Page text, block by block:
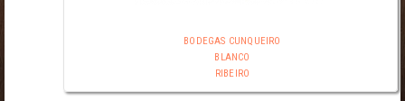
BODEGAS CUNQUEIRO
BLANCO
RIBEIRO